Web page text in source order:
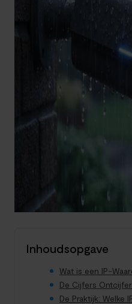
Inhoudsopgave
Wat is een IP-
De Cijfers
De Praktijk: Welke